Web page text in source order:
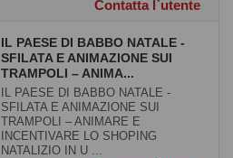
Contatta l`utente
IL PAESE DI BABBO NATALE -
SFILATA E ANIMAZIONE SUI
TRAMPOLI – ANIMA...
IL PAESE DI BABBO NATALE -
SFILATA E ANIMAZIONE SUI
TRAMPOLI – ANIMARE E
INCENTIVARE LO SHOPING
NATALIZIO IN U ...